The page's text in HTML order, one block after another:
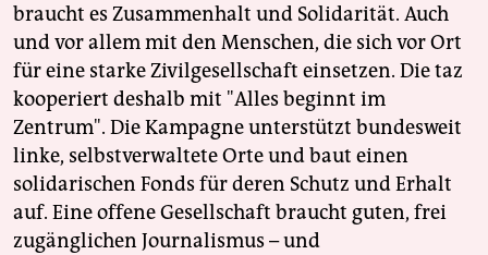
braucht es Zusammenhalt und Solidarität. Auch
und vor allem mit den Menschen, die sich vor Ort
für eine starke Zivilgesellschaft einsetzen. Die taz
kooperiert deshalb mit "Alles beginnt im
Zentrum". Die Kampagne unterstützt bundesweit
linke, selbstverwaltete Orte und baut einen
solidarischen Fonds für deren Schutz und Erhalt
auf. Eine offene Gesellschaft braucht guten, frei
zugänglichen Journalismus – und